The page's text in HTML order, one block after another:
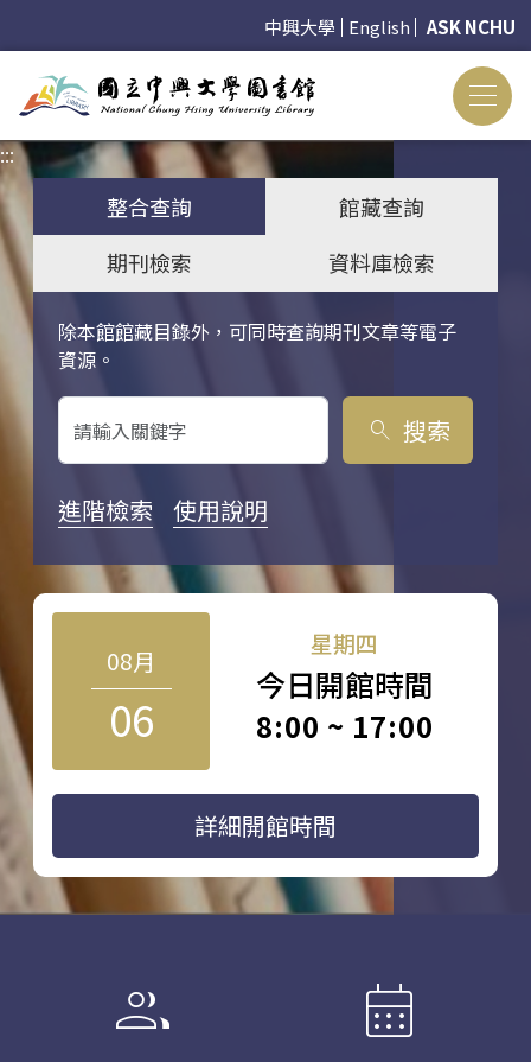
中興大學 English ASK NCHU
:::
整合查詢
館藏查詢
期刊檢索
資料庫檢索
除本館館藏目錄外，可同時查詢期刊文章等電子
資源。
關鍵字搜尋
search 搜索
進階檢索 使用說明
08月
06
星期四
今日開館時間
8:00 ~ 17:00
詳細開館時間
group calendar_month